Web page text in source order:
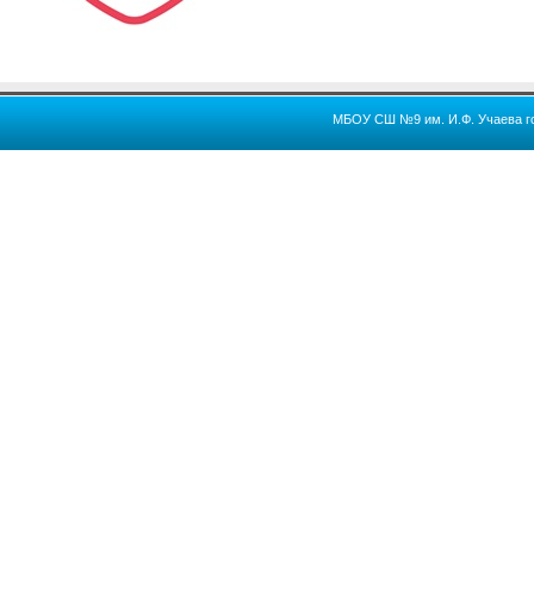
МБОУ СШ №9 им. И.Ф. Учаева